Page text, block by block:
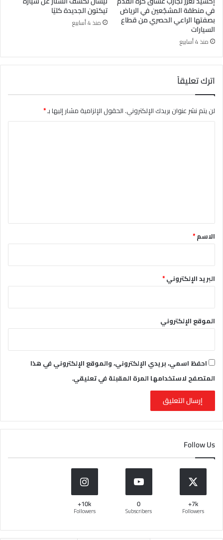
في منطقة المشجّعين في الرياض
بصفتها الراعي الحصري من قطاع
السيارات
منذ 4 أسابيع
تيكتون الجديدة كليًا
منذ 4 أسابيع
اترك تعليقاً
لن يتم نشر عنوان بريدك الإلكتروني.الحقول الإلزامية مشار إليها بـ*
*الاسم*
البريد الإلكتروني*
الموقع الإلكتروني
احفظ اسمي، بريدي الإلكتروني، والموقع الإلكتروني في هذا
المتصفح لاستخدامها المرة المقبلة في تعليقي.
Follow Us
7k+
Followers
0
Subscribers
10k+
Followers